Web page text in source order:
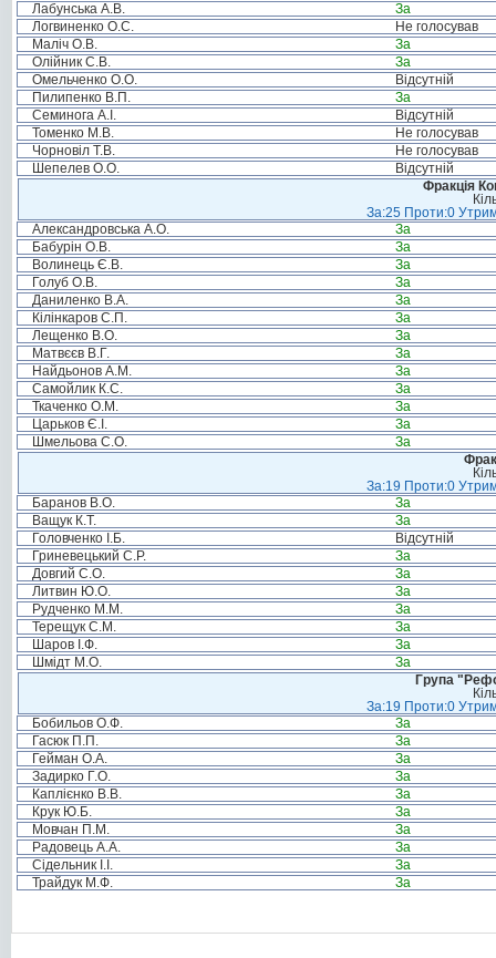
Лабунська А.В.
За
Логвиненко О.С.
Не голосував
Маліч О.В.
За
Олійник С.В.
За
Омельченко О.О.
Відсутній
Пилипенко В.П.
За
Семинога А.І.
Відсутній
Томенко М.В.
Не голосував
Чорновіл Т.В.
Не голосував
Шепелев О.О.
Відсутній
Фракція
За:25 Проти:0
Александровська А.О.
За
Бабурін О.В.
За
Волинець Є.В.
За
Голуб О.В.
За
Даниленко В.А.
За
Кілінкаров С.П.
За
Лещенко В.О.
За
Матвєєв В.Г.
За
Найдьонов А.М.
За
Самойлик К.С.
За
Ткаченко О.М.
За
Царьков Є.І.
За
Шмельова С.О.
За
За:19 Проти:0
Баранов В.О.
За
Ващук К.Т.
За
Головченко І.Б.
Відсутній
Гриневецький С.Р.
За
Довгий С.О.
За
Литвин Ю.О.
За
Рудченко М.М.
За
Терещук С.М.
За
Шаров І.Ф.
За
Шмідт М.О.
За
Група
За:19 Проти:0
Бобильов О.Ф.
За
Гасюк П.П.
За
Гейман О.А.
За
Задирко Г.О.
За
Каплієнко В.В.
За
Крук Ю.Б.
За
Мовчан П.М.
За
Радовець А.А.
За
Сідельник І.І.
За
Трайдук М.Ф.
За